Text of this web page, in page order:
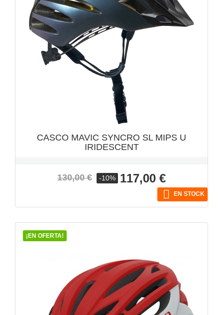
CASCO MAVIC SYNCRO SL MIPS U
IRIDESCENT
Precio
130,00 € -10% Precio
117,00 €
 EN STOCK
¡EN OFERTA!
VISTA RÁPIDA